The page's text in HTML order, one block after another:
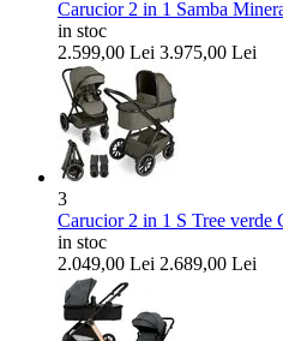
Carucior 2 in 1 Samba
in stoc
2.599,00 Lei 3.975,00 Lei
3
Carucior 2 in 1 S Tree verde
in stoc
2.049,00 Lei 2.689,00 Lei